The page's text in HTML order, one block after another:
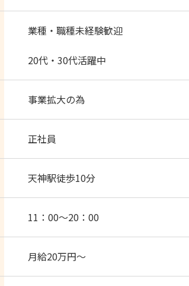
業種・職種未経験歓迎
20代・30代活躍中
事業拡大の為
正社員
天神駅徒歩10分
11：00～20：00
月給20万円～